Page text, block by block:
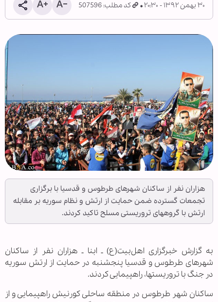
۳۰ بهمن ۱۳۹۲ - ۲۰:۳۰ کد مطلب: 507596
هزاران نفر از ساکنان شهرهای طرطوس و قدسیا با برگزاری
تجمعات گسترده ضمن حمایت از ارتش و نظام سوریه بر مقابله
ارتش با گروههای تروریستی مسلح تاکید کردند.
به گزارش خبرگزاری اهل‌بیت(ع) ـ ابنا ـ هزاران نفر از ساکنان
شهرهای طرطوس و قدسیا پنجشنبه در حمایت از ارتش سوریه
در جنگ با تروریستها، راهپیمایی کردند.
ساکنان شهر طرطوس در منطقه ساحلی کورنیش راهپیمایی و از